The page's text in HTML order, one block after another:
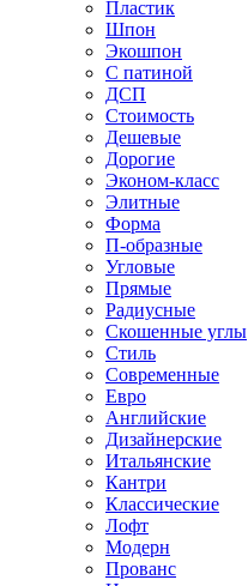
Пластик
Шпон
Экошпон
С патиной
ДСП
Стоимость
Дешевые
Дорогие
Эконом-класс
Элитные
Форма
П-образные
Угловые
Прямые
Радиусные
Скошенные углы
Стиль
Современные
Евро
Английские
Дизайнерские
Итальянские
Кантри
Классические
Лофт
Модерн
Прованс